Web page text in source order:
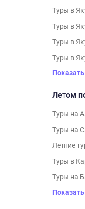
Туры в
Туры в
Туры в
Туры в
Летом
Туры на
Туры на
Летние
Туры в
Туры на